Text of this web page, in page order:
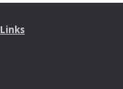
Links